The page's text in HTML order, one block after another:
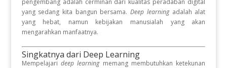
yang sedang kita bangun bersama.Deep learningadalah alat
yang hebat, namun kebijakan manusialah yang akan
mengarahkan manfaatnya.
Singkatnya dari Deep Learning
Mempelajari deep learningmemang membutuhkan ketekunan